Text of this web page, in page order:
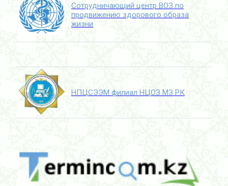
Сотрудничающий центр ВОЗ по
продвижению здорового образа
жизни
НПЦСЭЭМ филиал НЦОЗ МЗ РК